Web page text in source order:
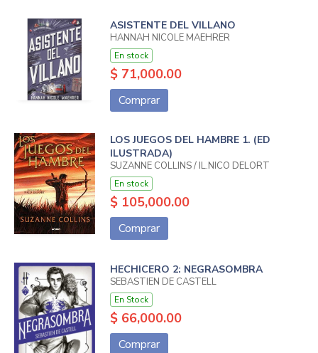
ASISTENTE DEL VILLANO
HANNAH NICOLE MAEHRER
En stock
$ 71,000.00
Comprar
LOS JUEGOS DEL HAMBRE 1. (ED
ILUSTRADA)
SUZANNE COLLINS / IL.NICO DELORT
En stock
$ 105,000.00
Comprar
HECHICERO 2: NEGRASOMBRA
SEBASTIEN DE CASTELL
En Stock
$ 66,000.00
Comprar